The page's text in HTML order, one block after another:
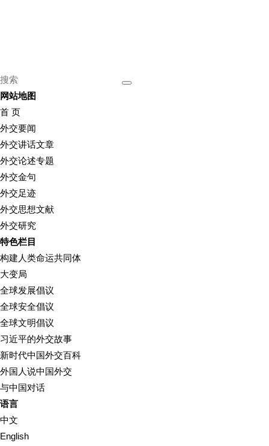
网站地图
首 页
外交要闻
外交讲话文章
外交论述专题
外交金句
外交足迹
外交思想文献
外交研究
特色栏目
构建人类命运共同体
大变局
全球发展倡议
全球安全倡议
全球文明倡议
习近平的外交故事
新时代中国外交百科
外国人说中国外交
与中国对话
语言
中文
English